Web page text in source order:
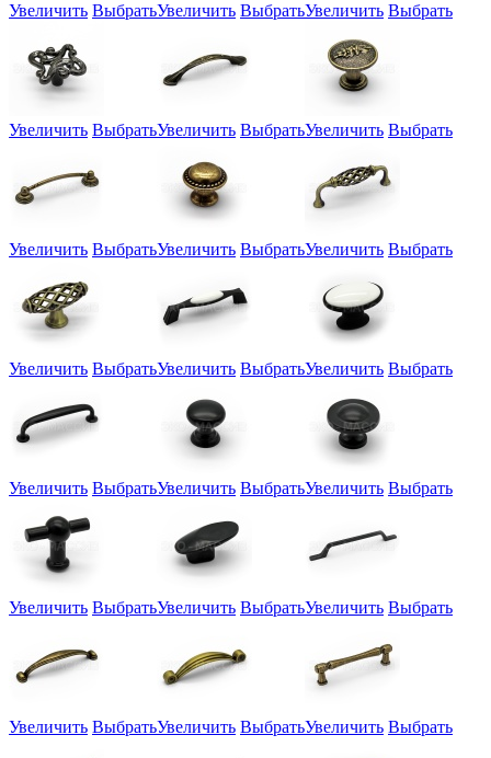
Увеличить ВыбратьУвеличить ВыбратьУвеличить Выбрать
Увеличить ВыбратьУвеличить ВыбратьУвеличить Выбрать
Увеличить ВыбратьУвеличить ВыбратьУвеличить Выбрать
Увеличить ВыбратьУвеличить ВыбратьУвеличить Выбрать
Увеличить ВыбратьУвеличить ВыбратьУвеличить Выбрать
Увеличить ВыбратьУвеличить ВыбратьУвеличить Выбрать
Увеличить ВыбратьУвеличить ВыбратьУвеличить Выбрать